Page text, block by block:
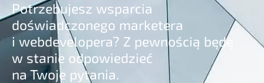
Potrzebujesz wsparcia
doświadczonego marketera
i webdevelopera? Z pewnością będę
w stanie odpowiedzieć
na Twoje pytania.